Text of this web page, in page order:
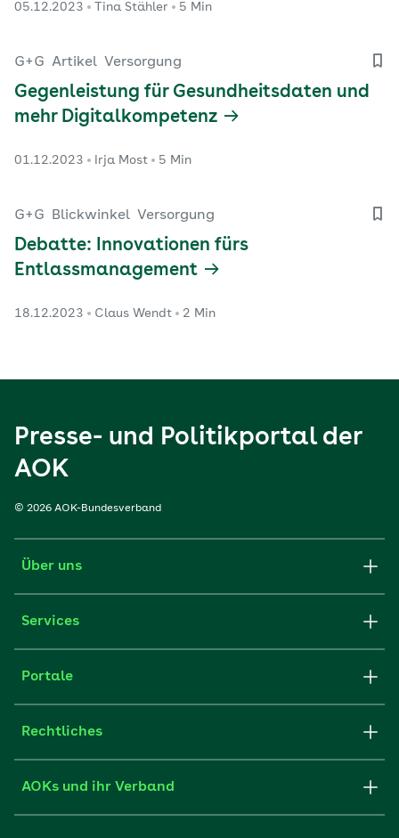
05.12.2023 Tina Stähler 5 Min
G+G Artikel Versorgung
Gegenleistung für Gesundheitsdaten und
mehr Digitalkompetenz
01.12.2023 Irja Most 5 Min
G+G Blickwinkel Versorgung
Debatte: Innovationen fürs
Entlassmanagement
18.12.2023 Claus Wendt 2 Min
Presse- und Politikportal der
AOK
© 2026 AOK-Bundesverband
Über uns
Services
Portale
Rechtliches
AOKs und ihr Verband